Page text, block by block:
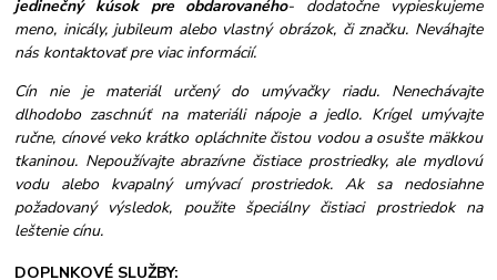
jedinečný kúsok pre obdarovaného- dodatočne vypieskujeme
meno, inicály, jubileum alebo vlastný obrázok, či značku. Neváhajte
nás kontaktovať pre viac informácií.
Cín nie je materiál určený do umývačky riadu. Nenechávajte
dlhodobo zaschnúť na materiáli nápoje a jedlo. Krígel umývajte
ručne, cínové veko krátko opláchnite čistou vodou a osušte mäkkou
tkaninou. Nepoužívajte abrazívne čistiace prostriedky, ale mydlovú
vodu alebo kvapalný umývací prostriedok. Ak sa nedosiahne
požadovaný výsledok, použite špeciálny čistiaci prostriedok na
leštenie cínu.
DOPLNKOVÉ SLUŽBY: